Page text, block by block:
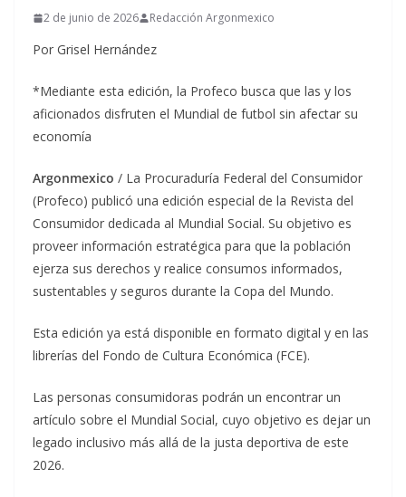
2 de junio de 2026 Redacción Argonmexico
Por Grisel Hernández
*Mediante esta edición, la Profeco busca que las y los
aficionados disfruten el Mundial de futbol sin afectar su
economía
Argonmexico / La Procuraduría Federal del Consumidor
(Profeco) publicó una edición especial de la Revista del
Consumidor dedicada al Mundial Social. Su objetivo es
proveer información estratégica para que la población
ejerza sus derechos y realice consumos informados,
sustentables y seguros durante la Copa del Mundo.
Esta edición ya está disponible en formato digital y en las
librerías del Fondo de Cultura Económica (FCE).
Las personas consumidoras podrán un encontrar un
artículo sobre el Mundial Social, cuyo objetivo es dejar un
legado inclusivo más allá de la justa deportiva de este
2026.